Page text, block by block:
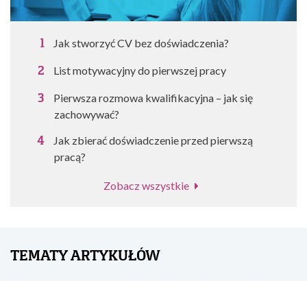
Jak stworzyć CV bez doświadczenia?
List motywacyjny do pierwszej pracy
Pierwsza rozmowa kwalifikacyjna – jak się
zachowywać?
Jak zbierać doświadczenie przed pierwszą
pracą?
Zobacz wszystkie
TEMATY ARTYKUŁÓW